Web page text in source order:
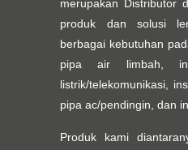
merupakan Distributor
produk dan solusi
berbagai kebutuhan
pipa air limbah,
listrik/telekomunikasi,
pipa ac/pendingin, dan
Produk kami